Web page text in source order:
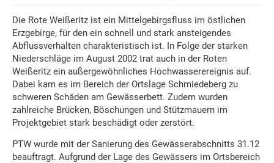
Die Rote Weißeritz ist ein Mittelgebirgsfluss im östlichen
Erzgebirge, für den ein schnell und stark ansteigendes
Abflussverhalten charakteristisch ist. In Folge der starken
Niederschläge im August 2002 trat auch in der Roten
Weißeritz ein außergewöhnliches Hochwasserereignis auf.
Dabei kam es im Bereich der Ortslage Schmiedeberg zu
schweren Schäden am Gewässerbett. Zudem wurden
zahlreiche Brücken, Böschungen und Stützmauern im
Projektgebiet stark beschädigt oder zerstört.
PTW wurde mit der Sanierung des Gewässerabschnitts 31.12
beauftragt. Aufgrund der Lage des Gewässers im Ortsbereich